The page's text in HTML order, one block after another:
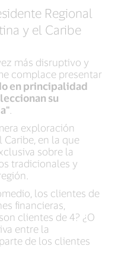
Regional
y el Caribe
más disruptivo y
complace presentar
en principalidad
su
exploración
Caribe, en la que
sobre la
tradicionales y
los clientes de
financieras,
clientes de 4? ¿O
entre la
de los clientes